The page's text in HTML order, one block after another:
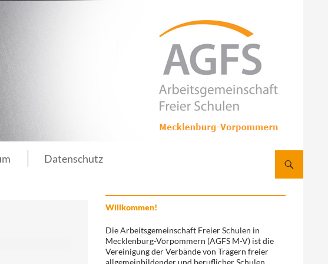
Datenschutz
Willkommen!
Die Arbeitsgemeinschaft Freier Schulen in
Mecklenburg-Vorpommern (AGFS M-V) ist die
Vereinigung der Verbände von Trägern freier
allgemeinbildender und beruflicher Schulen.